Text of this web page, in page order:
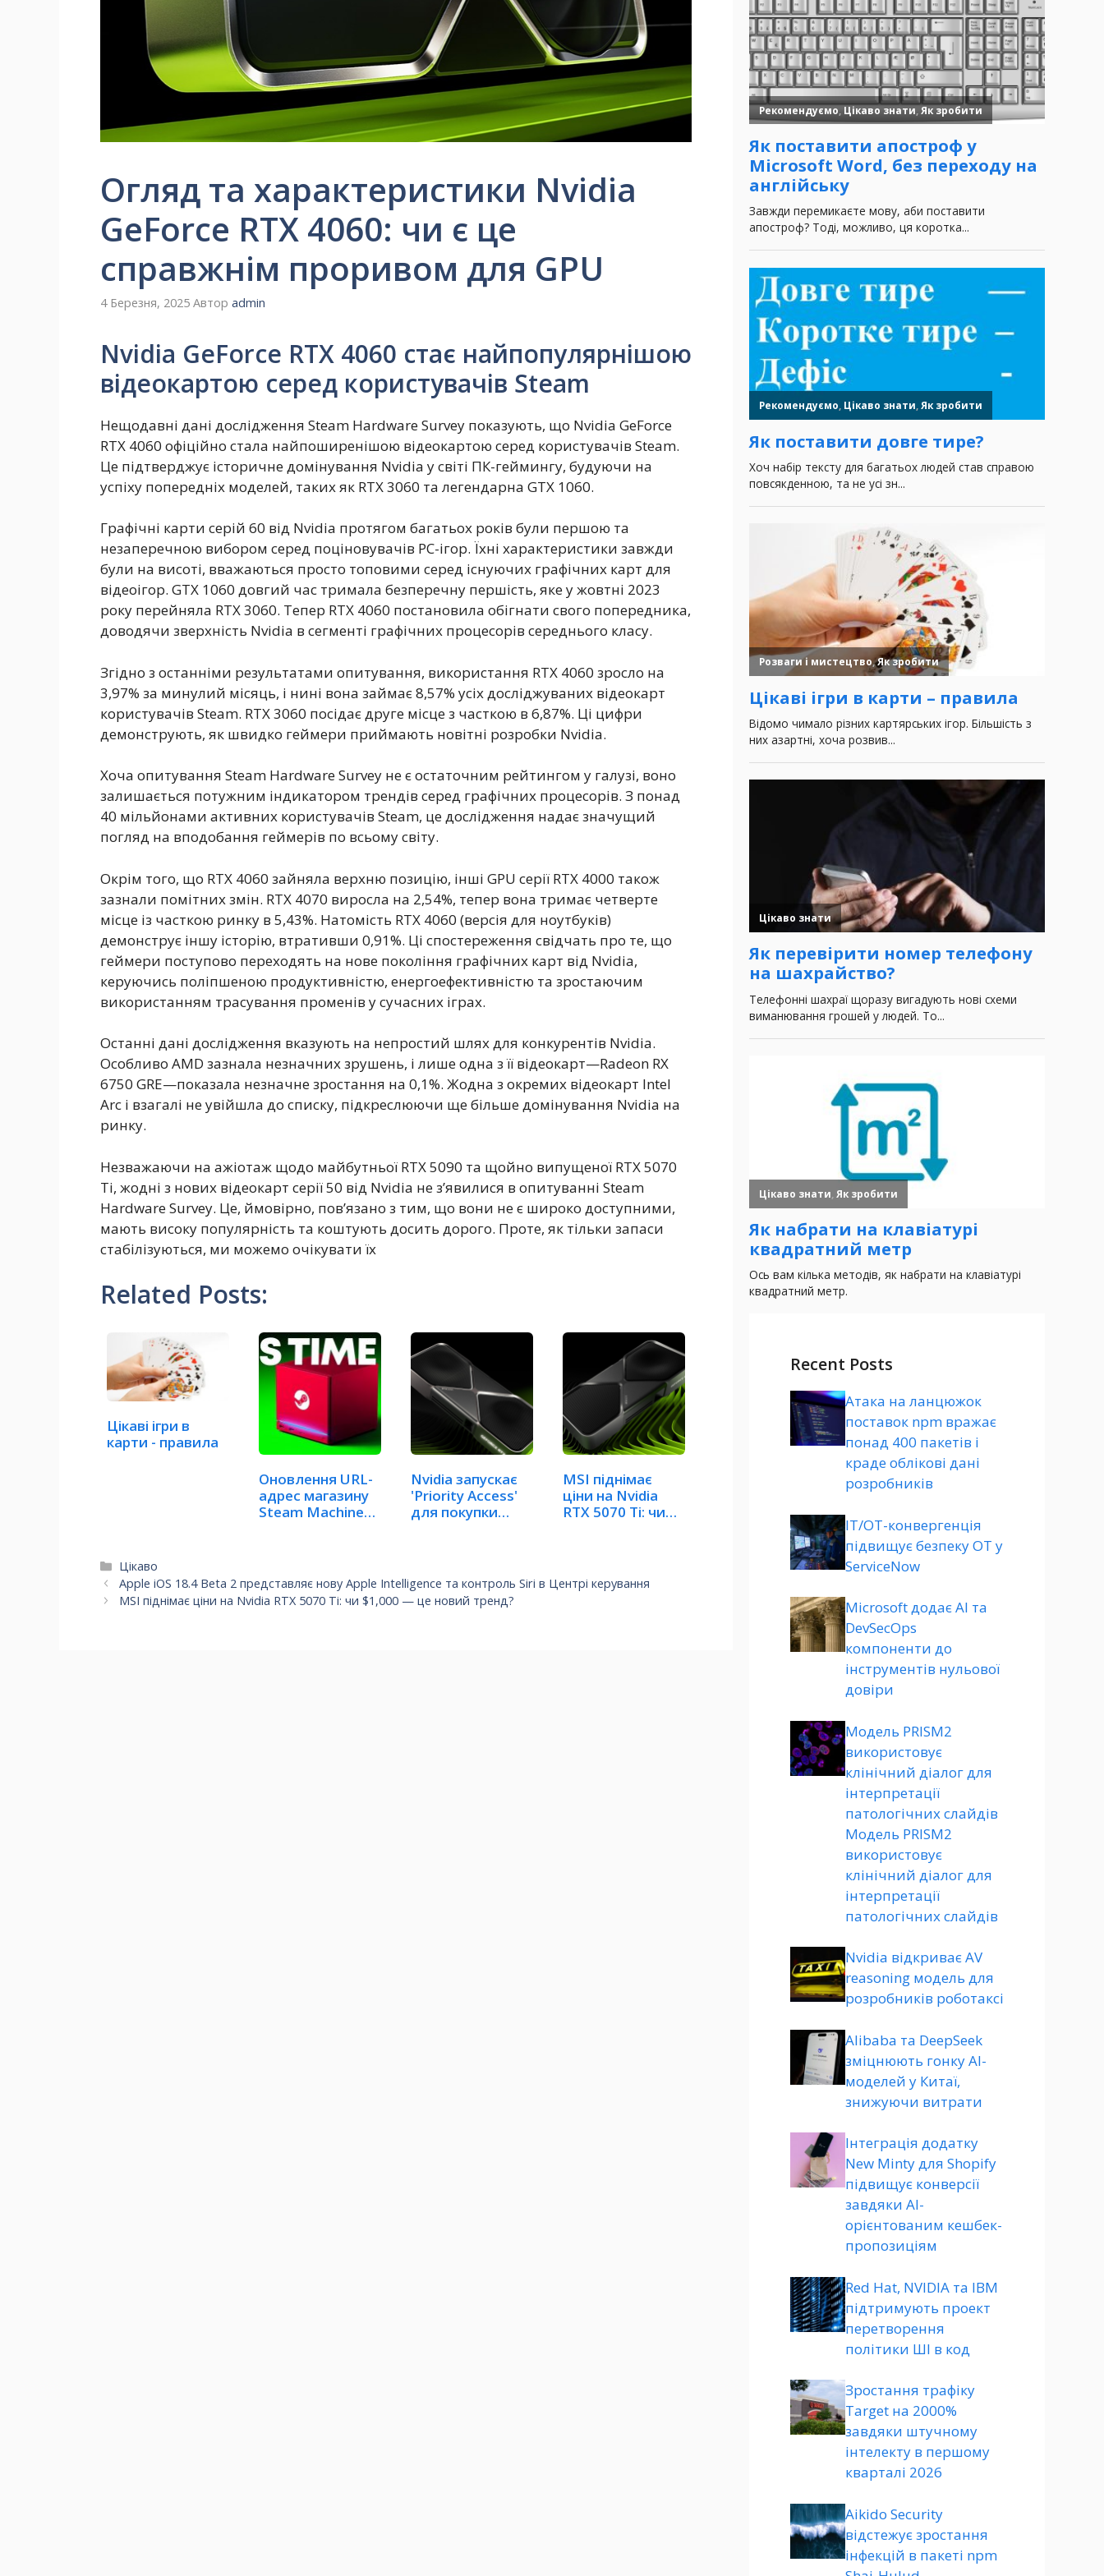
Огляд та характеристики Nvidia
GeForce RTX 4060: чи є це
справжнім проривом для GPU
4 Березня, 2025 Автор admin
Nvidia GeForce RTX 4060 стає найпопулярнішою
відеокартою серед користувачів Steam
Нещодавні дані дослідження Steam Hardware Survey показують, що Nvidia GeForce
RTX 4060 офіційно стала найпоширенішою відеокартою серед користувачів Steam.
Це підтверджує історичне домінування Nvidia у світі ПК-геймингу, будуючи на
успіху попередніх моделей, таких як RTX 3060 та легендарна GTX 1060.
Графічні карти серій 60 від Nvidia протягом багатьох років були першою та
незаперечною вибором серед поціновувачів PC-ігор. Їхні характеристики завжди
були на висоті, вважаються просто топовими серед існуючих графічних карт для
відеоігор. GTX 1060 довгий час тримала безперечну першість, яке у жовтні 2023
року перейняла RTX 3060. Тепер RTX 4060 постановила обігнати свого попередника,
доводячи зверхність Nvidia в сегменті графічних процесорів середнього класу.
Згідно з останніми результатами опитування, використання RTX 4060 зросло на
3,97% за минулий місяць, і нині вона займає 8,57% усіх досліджуваних відеокарт
користувачів Steam. RTX 3060 посідає друге місце з часткою в 6,87%. Ці цифри
демонструють, як швидко геймери приймають новітні розробки Nvidia.
Хоча опитування Steam Hardware Survey не є остаточним рейтингом у галузі, воно
залишається потужним індикатором трендів серед графічних процесорів. З понад
40 мільйонами активних користувачів Steam, це дослідження надає значущий
погляд на вподобання геймерів по всьому світу.
Окрім того, що RTX 4060 зайняла верхню позицію, інші GPU серії RTX 4000 також
зазнали помітних змін. RTX 4070 виросла на 2,54%, тепер вона тримає четверте
місце із часткою ринку в 5,43%. Натомість RTX 4060 (версія для ноутбуків)
демонструє іншу історію, втративши 0,91%. Ці спостереження свідчать про те, що
геймери поступово переходять на нове покоління графічних карт від Nvidia,
керуючись поліпшеною продуктивністю, енергоефективністю та зростаючим
використанням трасування променів у сучасних іграх.
Останні дані дослідження вказують на непростий шлях для конкурентів Nvidia.
Особливо AMD зазнала незначних зрушень, і лише одна з її відеокарт—Radeon RX
6750 GRE—показала незначне зростання на 0,1%. Жодна з окремих відеокарт Intel
Arc і взагалі не увійшла до списку, підкреслюючи ще більше домінування Nvidia на
ринку.
Незважаючи на ажіотаж щодо майбутньої RTX 5090 та щойно випущеної RTX 5070
Ti, жодні з нових відеокарт серії 50 від Nvidia не з’явилися в опитуванні Steam
Hardware Survey. Це, ймовірно, пов’язано з тим, що вони не є широко доступними,
мають високу популярність та коштують досить дорого. Проте, як тільки запаси
стабілізуються, ми можемо очікувати їх
Related Posts:
Цікаві ігри в
карти - правила
Оновлення URL-
адрес магазину
Steam Machine
Nvidia запускає
'Priority Access'
для покупки
MSI піднімає
ціни на Nvidia
RTX 5070 Ti: чи
Категорії
Цікаво
Apple iOS 18.4 Beta 2 представляє нову Apple Intelligence та контроль Siri в Центрі керування
MSI піднімає ціни на Nvidia RTX 5070 Ti: чи $1,000 — це новий тренд?
Recent Posts
Атака на ланцюжок
поставок npm вражає
понад 400 пакетів і
краде облікові дані
розробників
ІТ/ОТ-конвергенція
підвищує безпеку ОТ у
ServiceNow
Microsoft додає AI та
DevSecOps
компоненти до
інструментів нульової
довіри
Модель PRISM2
використовує
клінічний діалог для
інтерпретації
патологічних слайдів
Модель PRISM2
використовує
клінічний діалог для
інтерпретації
патологічних слайдів
Nvidia відкриває AV
reasoning модель для
розробників роботаксі
Alibaba та DeepSeek
зміцнюють гонку AI-
моделей у Китаї,
знижуючи витрати
Інтеграція додатку
New Minty для Shopify
підвищує конверсії
завдяки AI-
орієнтованим кешбек-
пропозиціям
Red Hat, NVIDIA та IBM
підтримують проект
перетворення
політики ШІ в код
Зростання трафіку
Target на 2000%
завдяки штучному
інтелекту в першому
кварталі 2026
Aikido Security
відстежує зростання
інфекцій в пакеті npm